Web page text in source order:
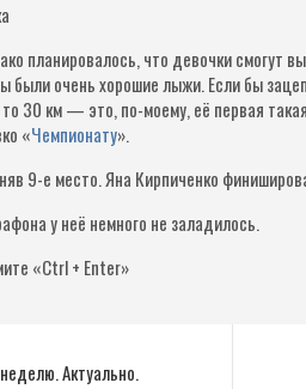
планировалось, что девочки смогут
очень хорошие лыжи. Если бы
30 км — это, по-моему, её первая
«Чемпионату».
9-е место. Яна Кирпиченко
у неё немного не заладилось.
«Ctrl + Enter»
Актуально.